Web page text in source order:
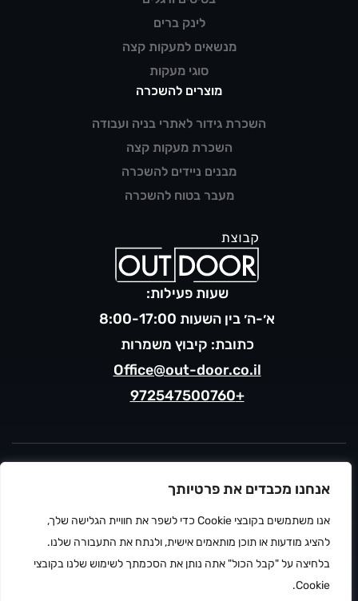
אנחנו מכבדים את פרטיותך
אנו משתמשים בקובצי Cookie כדי לשפר את חוויית הגלישה שלך,
להציג מודעות או תוכן מותאמים אישית, ולנתח את התעבורה שלנו.
בלחיצה על "קבל הכול" אתה נותן את הסכמתך לשימוש שלנו בקובצי
Cookie.
שעות פעילות:
א׳-ה׳ בין השעות 8:00-17:00
כתובת: קיבוץ משמרות
Office@out-door.co.il
+972547500760
לינק ברים
מנשאים למעקות קצה
סוגי מעקות
מוצרים להשכרה
השכרת גידור לאתרי בניה ועבודה
השכרת מעקות קצה
מבנים ניידים להשכרה
מעבר בטוח להשכרה
תנאי שימוש
ⓒ 2026 OUTDOOR